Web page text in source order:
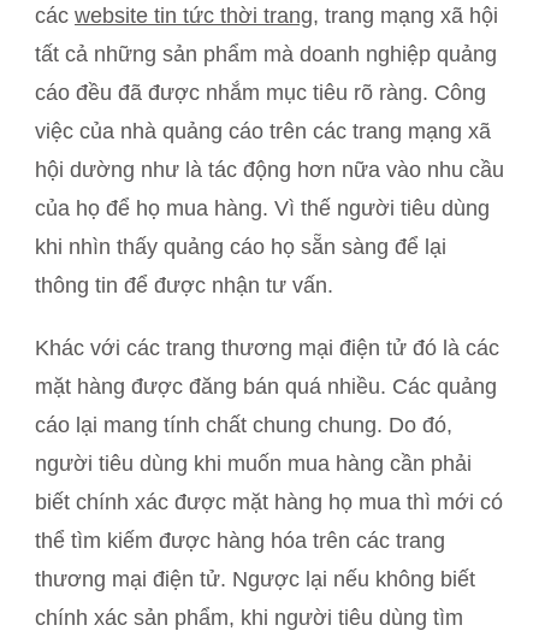
các website tin tức thời trang, trang mạng xã hội
tất cả những sản phẩm mà doanh nghiệp quảng
cáo đều đã được nhắm mục tiêu rõ ràng. Công
việc của nhà quảng cáo trên các trang mạng xã
hội dường như là tác động hơn nữa vào nhu cầu
của họ để họ mua hàng. Vì thế người tiêu dùng
khi nhìn thấy quảng cáo họ sẵn sàng để lại
thông tin để được nhận tư vấn.
Khác với các trang thương mại điện tử đó là các
mặt hàng được đăng bán quá nhiều. Các quảng
cáo lại mang tính chất chung chung. Do đó,
người tiêu dùng khi muốn mua hàng cần phải
biết chính xác được mặt hàng họ mua thì mới có
thể tìm kiếm được hàng hóa trên các trang
thương mại điện tử. Ngược lại nếu không biết
chính xác sản phẩm, khi người tiêu dùng tìm